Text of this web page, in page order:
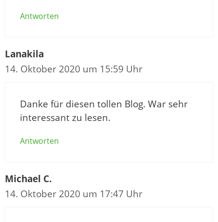
Antworten
Lanakila
14. Oktober 2020 um 15:59 Uhr
Danke für diesen tollen Blog. War sehr
interessant zu lesen.
Antworten
Michael C.
14. Oktober 2020 um 17:47 Uhr